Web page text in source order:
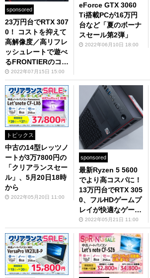
sponsored
23万円台でRTX 307
0！ コストを抑えて
高解像度／高リフレ
ッシュレートで遊べ
るFRONTIERのコス
パ最強ゲーミングP
C
2022年07月15日 15:00
eForce GTX 3060
Ti搭載PCが16万円
台など「夏のボーナ
スセール第2弾」
2022年06月10日 18:00
トピックス
中古の14型レッツノ
ートが3万7800円の
「クリアランスセー
ル」、5月20日18時
から
2022年05月20日 11:00
sponsored
最新Ryzen 5 5600
でより高コスパに！
13万円台でRTX 305
0、フルHDゲームプ
レイが快適なゲーミ
ングPC
2022年05月21日 11:00